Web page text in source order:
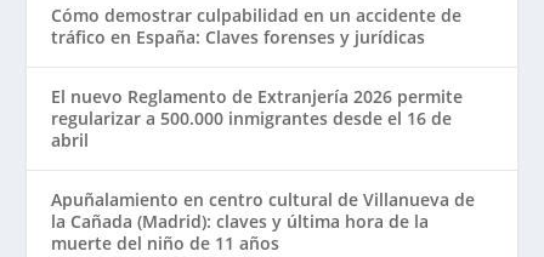
Cómo demostrar culpabilidad en un accidente de
tráfico en España: Claves forenses y jurídicas
El nuevo Reglamento de Extranjería 2026 permite
regularizar a 500.000 inmigrantes desde el 16 de
abril
Apuñalamiento en centro cultural de Villanueva de
la Cañada (Madrid): claves y última hora de la
muerte del niño de 11 años